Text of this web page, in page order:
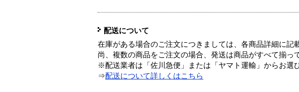
配送について
在庫がある場合のご注文につきましては、各商品詳細に記
尚、複数の商品をご注文の場合、発送は商品がすべて揃っ
※配送業者は「佐川急便」または「ヤマト運輸」からお選
⇒配送について詳しくはこちら